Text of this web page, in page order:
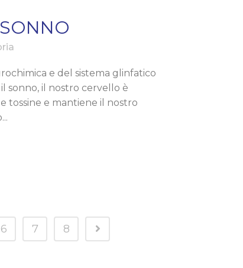
e del sistema glinfatico
sonno, il nostro cervello è
tossine e mantiene il nostro
6 7 8